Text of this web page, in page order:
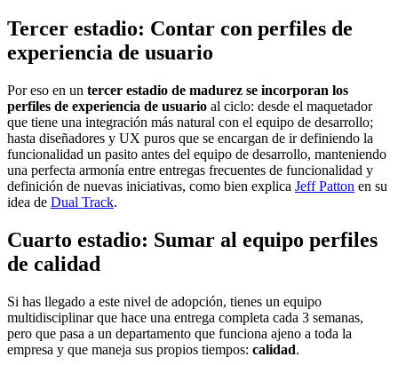
Tercer estadio: Contar con perfiles de
experiencia de usuario
Por eso en un tercer estadio de madurez se incorporan los
perfiles de experiencia de usuario al ciclo: desde el maquetador
que tiene una integración más natural con el equipo de desarrollo;
hasta diseñadores y UX puros que se encargan de ir definiendo la
funcionalidad un pasito antes del equipo de desarrollo, manteniendo
una perfecta armonía entre entregas frecuentes de funcionalidad y
definición de nuevas iniciativas, como bien explica Jeff Patton en su
idea de Dual Track.
Cuarto estadio: Sumar al equipo perfiles
de calidad
Si has llegado a este nivel de adopción, tienes un equipo
multidisciplinar que hace una entrega completa cada 3 semanas,
pero que pasa a un departamento que funciona ajeno a toda la
empresa y que maneja sus propios tiempos: calidad.